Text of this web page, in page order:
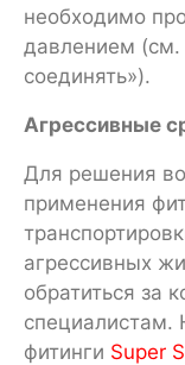
необходимо
давлением (см.
соединять»).
Агрессивные
Для решения
применения
агрессивных
обратиться за
специалистам.
фитинги Super